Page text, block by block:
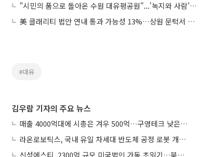
"시민의 품으로 돌아온 수원 대유평공원"...'녹지와 사람'을 잇다
美 클래리티 법안 연내 통과 가능성 13%…상원 문턱서 제동
#대유
김우람 기자의 주요 뉴스
매출 4000억대에 시총은 겨우 500억…구영테크 낮은 몸값에 저가 승계 마무리
라온로보틱스, 국내 유일 차세대 반도체 공정 로봇 개발 ‘고객사 테스트 진행’